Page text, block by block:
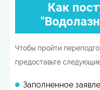
Как
Чтобы пройти
предоставьте
Заполненное